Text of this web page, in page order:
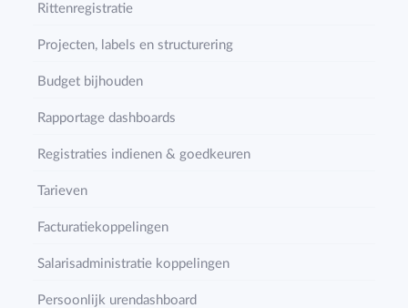
Rittenregistratie
Projecten, labels en structurering
Budget bijhouden
Rapportage dashboards
Registraties indienen & goedkeuren
Tarieven
Facturatiekoppelingen
Salarisadministratie koppelingen
Persoonlijk urendashboard